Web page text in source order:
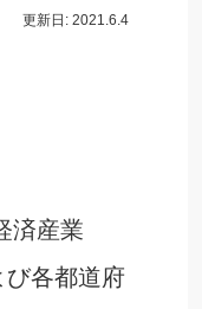
更新日: 2021.6.4
済産業
各都道府